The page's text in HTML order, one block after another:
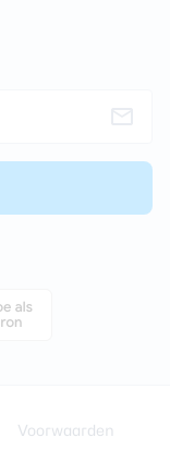
Voorwaarden